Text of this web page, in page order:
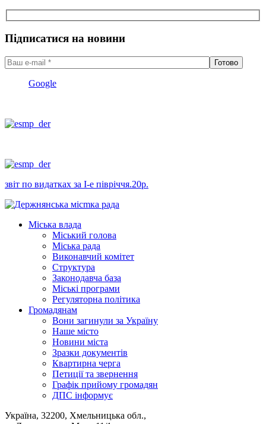
Підписатися на новини
Google
звіт по видатках за І-е півріччя.20р.
Міська влада
Міський голова
Міська рада
Виконавчий комітет
Структура
Законодавча база
Міські програми
Регуляторна політика
Громадянам
Вони загинули за Україну
Наше місто
Новини міста
Зразки документів
Квартирна черга
Петиції та звернення
Графік прийому громадян
ДПС інформує
Україна, 32200, Хмельницька обл.,